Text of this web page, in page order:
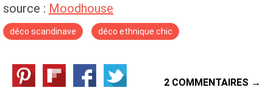
source : Moodhouse
déco scandinave déco ethnique chic
2 COMMENTAIRES →